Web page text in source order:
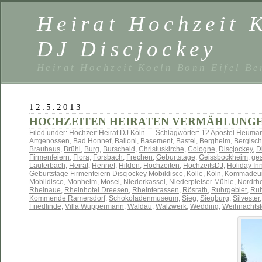
Heirat Hochzeit
DJ Discjockey
Heirat Hochzeit Koeln Bonn Eifel
12.5.2013
HOCHZEITEN HEIRATEN
Filed under: Hochzeit Heirat DJ Köln — Schlagwörter: 12 Apostel
Artgenossen, Bad Honnef, Balloni, Basement, Bastei, Bergheim,
Brauhaus, Brühl , Burg, Burscheid , Christuskirche, Cologne, Discjockey,
Firmenfeiern, Flora, Forsbach, Frechen, Geburtstage, Geissbockheim,
Lauterbach, Heirat, Hennef, Hilden, Hochzeiten, HochzeitsDJ, Holiday
Geburtstage Firmenfeiern Discjockey Mobildisco, Kölle, Köln,
Mobildisco, Monheim, Mosel , Niederkassel , Niederpleiser Mühle,
Rheinaue, Rheinhotel Dreesen, Rheinterassen, Rösrath, Ruhrgebiet,
Kommende Ramersdorf, Schokoladenmuseum, Sieg, Siegburg, Silvester
Friedlinde, Villa Wuppermann, Waldau, Walzwerk, Wedding,